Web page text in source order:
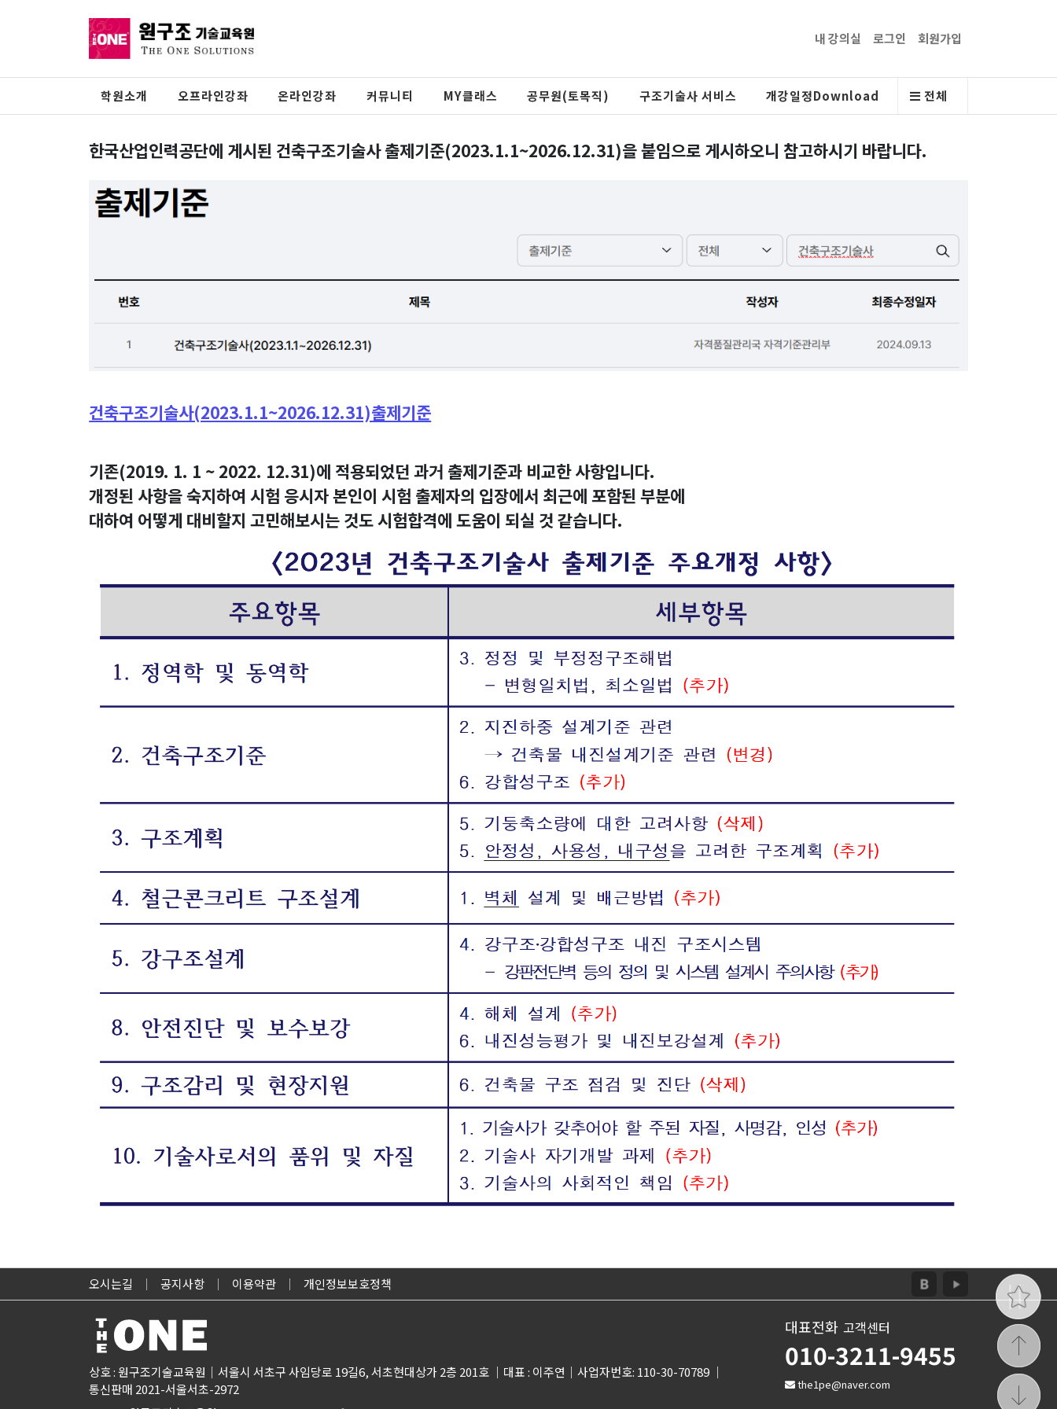
내 강의실 로그인 회원가입
학원소개 오프라인강좌 온라인강좌 커뮤니티 MY클래스 공무원(토목직) 구조기술사 서비스 개강일정Download 전체
한국산업인력공단에 게시된 건축구조기술사 출제기준(2023.1.1~2026.12.31)을 붙임으로 게시하오니 참고하시기 바랍니다.
건축구조기술사(2023.1.1~2026.12.31)출제기준
기존(2019. 1. 1 ~ 2022. 12.31)에 적용되었던 과거 출제기준과 비교한 사항입니다.
개정된 사항을 숙지하여 시험 응시자 본인이 시험 출제자의 입장에서 최근에 포함된 부분에
대하여 어떻게 대비할지 고민해보시는 것도 시험합격에 도움이 되실 것 같습니다.
오시는길 공지사항 이용약관 개인정보보호정책
상호 : 원구조기술교육원 서울시 서초구 사임당로 19길6, 서초현대상가 2층 201호 대표 : 이주연
사업자번호: 110-30-70789
통신판매 2021-서울서초-2972
대표전화 고객센터
010-3211-9455
the1pe@naver.com